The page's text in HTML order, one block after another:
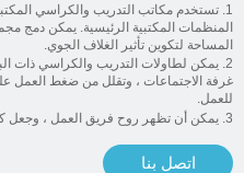
1. تستخدم مكاتب التدريب والكراسي
المنظمات المكتبية الرئيسية. يمكن دمج
المساحة لتكوين تأثير الغلاف الجوي.
2. يمكن لطاولات التدريب والكراسي ذات
غرفة الاجتماعات ، وتقلل من ضغط
للعمل.
3. يمكن أن تظهر روح فريق العمل ، وجعل كفاءة عمل الشركة أكثر كفاءة.
اتصل بنا